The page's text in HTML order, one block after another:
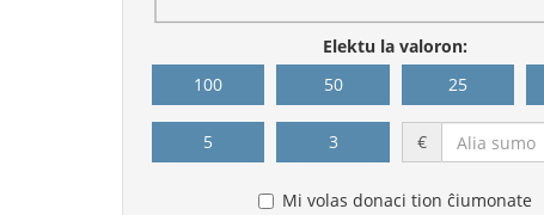
Elektu la valoron:
100
50 25
5 3 €
Mi volas donaci tion ĉiumonate